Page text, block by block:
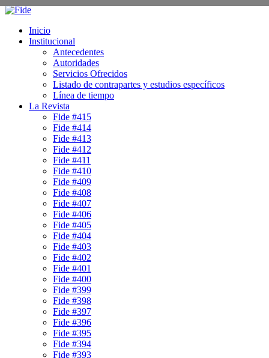
Inicio
Institucional
Antecedentes
Autoridades
Servicios Ofrecidos
Listado de contrapartes y estudios específicos
Línea de tiempo
La Revista
Fide #415
Fide #414
Fide #413
Fide #412
Fide #411
Fide #410
Fide #409
Fide #408
Fide #407
Fide #406
Fide #405
Fide #404
Fide #403
Fide #402
Fide #401
Fide #400
Fide #399
Fide #398
Fide #397
Fide #396
Fide #395
Fide #394
Fide #393